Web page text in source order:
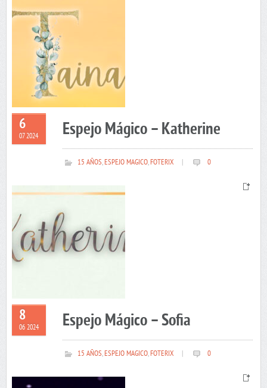
6
07 2024 Espejo Mágico – Katherine
15 AÑOS,ESPEJO MAGICO,FOTERIX 0
8
06 2024 Espejo Mágico – Sofia
15 AÑOS,ESPEJO MAGICO,FOTERIX 0